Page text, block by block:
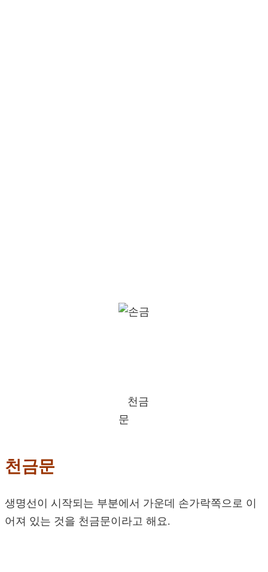
천금
문
천금문
생명선이 시작되는 부분에서 가운데 손가락쪽으로 이
어져 있는 것을 천금문이라고 해요.